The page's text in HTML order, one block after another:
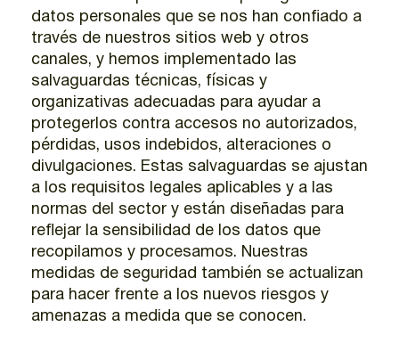
datos personales que se nos han confiado a
través de nuestros sitios web y otros
canales, y hemos implementado las
salvaguardas técnicas, físicas y
organizativas adecuadas para ayudar a
protegerlos contra accesos no autorizados,
pérdidas, usos indebidos, alteraciones o
divulgaciones. Estas salvaguardas se ajustan
a los requisitos legales aplicables y a las
normas del sector y están diseñadas para
reflejar la sensibilidad de los datos que
recopilamos y procesamos. Nuestras
medidas de seguridad también se actualizan
para hacer frente a los nuevos riesgos y
amenazas a medida que se conocen.